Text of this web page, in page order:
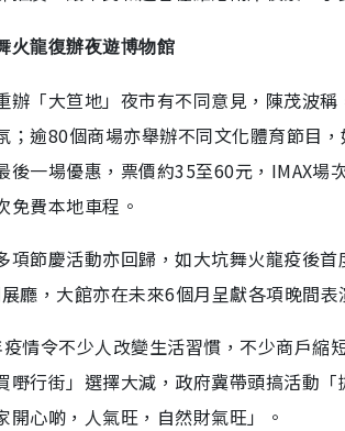
火龍復辦夜遊博物館
辦「大笪地」夜市有不同意見，陳茂波
；逾80個商場亦舉辦不同文化體育節目
後一場優惠，票價約35至60元，IMAX
免費本地車程。
項節慶活動亦回歸，如大坑舞火龍疫後
廳，大館亦在未來6個月呈獻各項晚間表
情令不少人改變生活習慣，不少商戶
嘢行街」選擇大減，政府冀帶頭搞活動
開心啲，人氣旺，自然財氣旺」。